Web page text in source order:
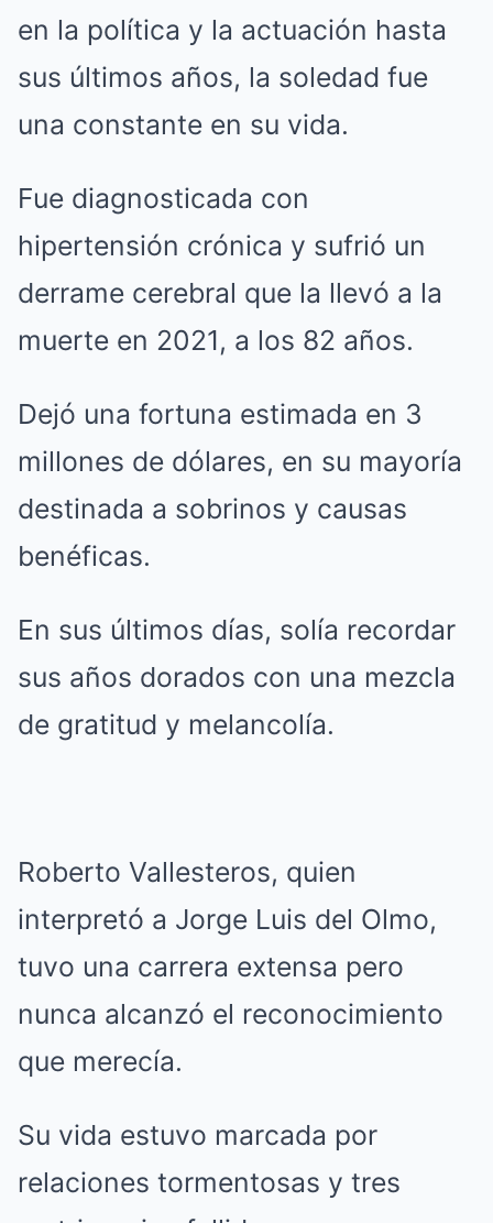
en la política y la actuación hasta
sus últimos años, la soledad fue
una constante en su vida.
Fue diagnosticada con
hipertensión crónica y sufrió un
derrame cerebral que la llevó a la
muerte en 2021, a los 82 años.
Dejó una fortuna estimada en 3
millones de dólares, en su mayoría
destinada a sobrinos y causas
benéficas.
En sus últimos días, solía recordar
sus años dorados con una mezcla
de gratitud y melancolía.
Roberto Vallesteros, quien
interpretó a Jorge Luis del Olmo,
tuvo una carrera extensa pero
nunca alcanzó el reconocimiento
que merecía.
Su vida estuvo marcada por
relaciones tormentosas y tres